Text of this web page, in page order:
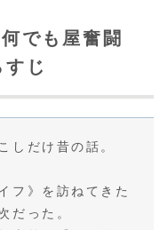
でも屋奮闘
じ
しだけ昔の話。
フ》を訪ねてきた
だった。